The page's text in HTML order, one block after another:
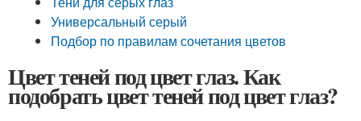
Универсальный серый
Подбор по правилам сочетания цветов
Цвет теней под цвет глаз. Как
подобрать цвет теней под цвет глаз?